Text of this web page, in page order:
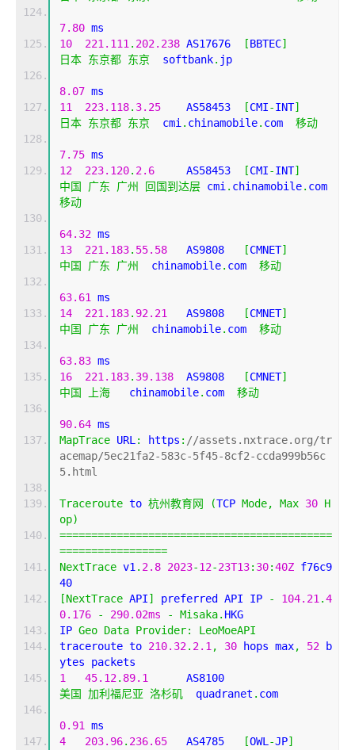
7.80 ms
10
221.111 . 202.238 AS17676 [BBTEC]
日本 东京都 东京
  softbank
. jp
8.07 ms
11
223.118. 3.25
    AS58453
[CMI-INT]
日本 东京都 东京
  cmi
. chinamobile. com 移动
7.75 ms
12
223.120. 2.6
     AS58453
[CMI-INT]
中国
广东 广州 回国到达层 cmi . chinamobile.
移动
64.32 ms
13
221.183. 55.58
   AS9808
[CMNET]
中国
广东 广州
  chinamobile
. com 移动
63.61
ms
14
221.183. 92.21
   AS9808
[CMNET]
中国
广东 广州
  chinamobile
. com 移动
63.83 ms
16
221.183. 39.138
  AS9808
[CMNET]
中国
上海
   chinamobile
. com 移动
90.64 ms
MapTrace URL : https : //assets.nxtrace.org/tr
acemap/5ec21fa2-583c-5f45-8cf2-ccda999b56c
5.html
Traceroute to 杭州教育网 (TCP Mode, Max 30 H
op)
===========================================
=================
NextTrace v1 . 2.8 2023-12-23T13: 30:40Z f76c9
40
[NextTrace API] preferred API IP - 104.21 .4
0.176
- 290.02ms - Misaka. HKG
IP Geo Data Provider:
LeoMoeAPI
traceroute to 210.32. 2.1 , 30 hops max, 52 b
ytes packets
1
45.12. 89.1
美国
加利福尼亚 洛杉矶
  quadranet
. com
0.91
ms
4
203.96. 236.65
   AS4785
[OWL -JP]